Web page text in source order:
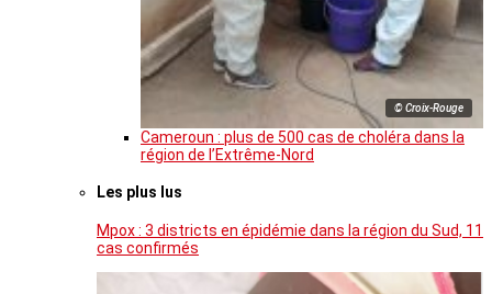
© Croix-Rouge
Cameroun : plus de 500 cas de choléra dans la
région de l’Extrême-Nord
Les plus lus
Mpox : 3 districts en épidémie dans la région du Sud, 11
cas confirmés